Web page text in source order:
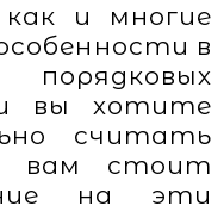
и многие
в
вы хотите
считать
вам стоит
на эти